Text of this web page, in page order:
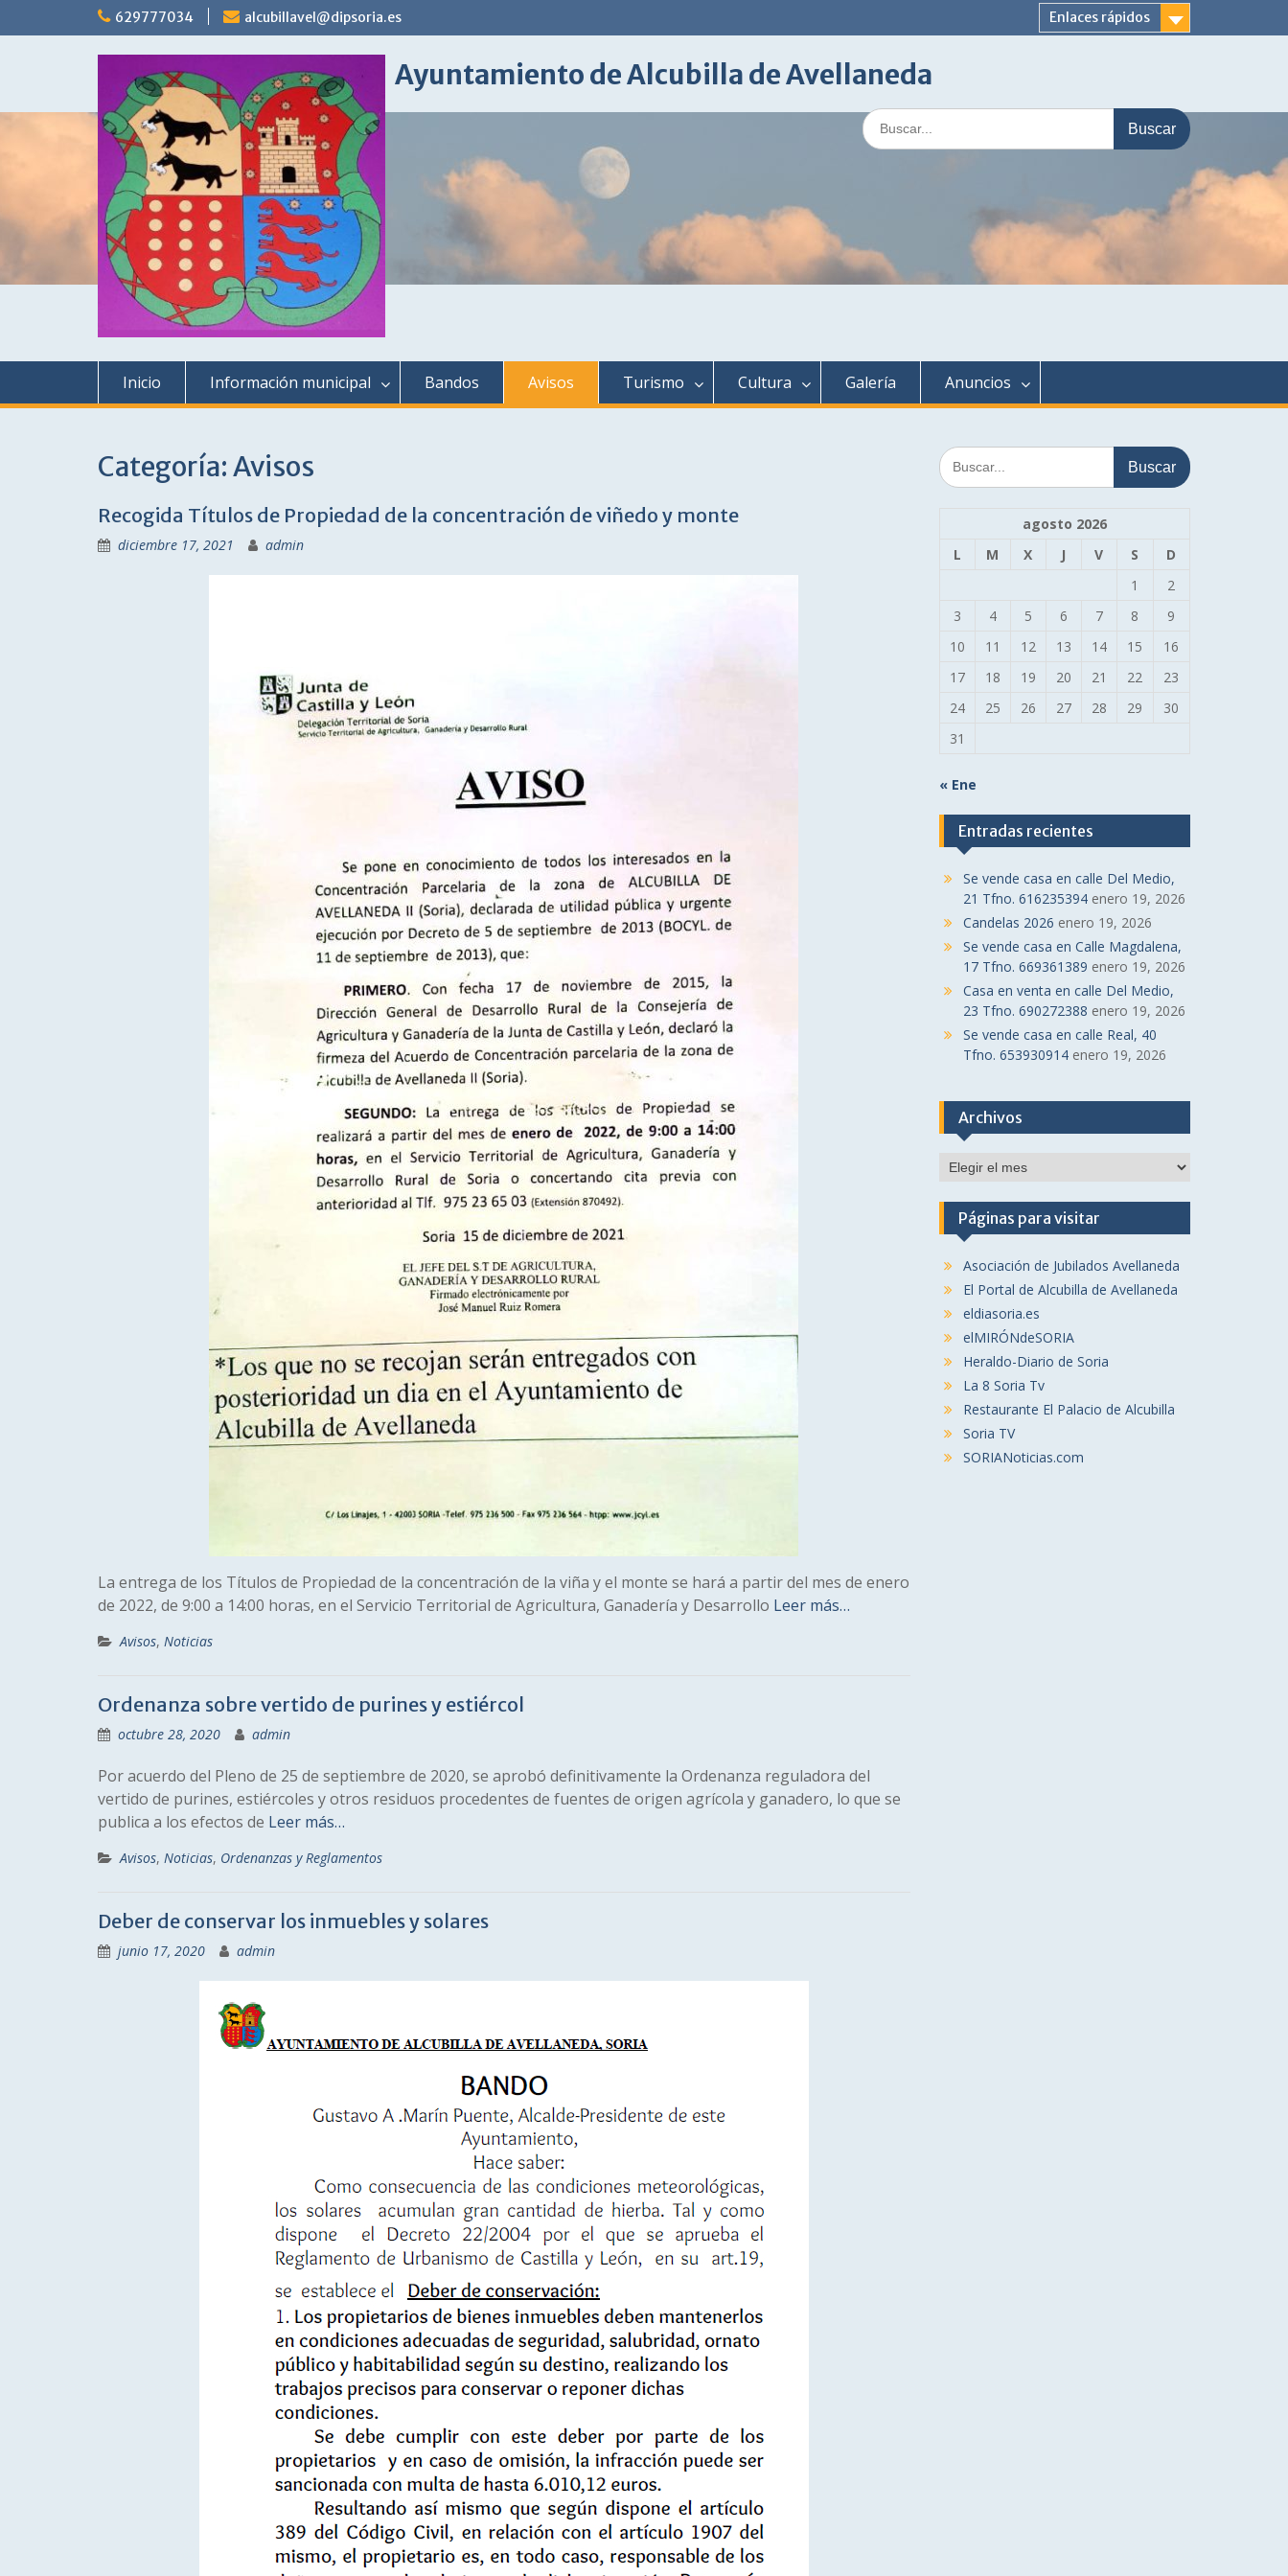
629777034 alcubillavel@dipsoria.es Enlaces rápidos
Ayuntamiento de Alcubilla de Avellaneda
Buscar:
Inicio Información municipal Bandos Avisos Turismo Cultura Galería Anuncios
Categoría:Avisos
Recogida Títulos de Propiedad de la concentración de viñedo y monte
diciembre 17, 2021 admin
La entrega de los Títulos de Propiedad de la concentración de la viña y el monte se hará a partir del mes de enero
de 2022, de 9:00 a 14:00 horas, en el Servicio Territorial de Agricultura, Ganadería y Desarrollo Leer más…
Avisos, Noticias
Ordenanza sobre vertido de purines y estiércol
octubre 28, 2020 admin
Por acuerdo del Pleno de 25 de septiembre de 2020, se aprobó definitivamente la Ordenanza reguladora del
vertido de purines, estiércoles y otros residuos procedentes de fuentes de origen agrícola y ganadero, lo que se
publica a los efectos de Leer más…
Avisos, Noticias, Ordenanzas y Reglamentos
Deber de conservar los inmuebles y solares
junio 17, 2020 admin
Buscar:
agosto 2026
L
M X J V S
D
1
2
3
4 5 6 7 8
9
10
11 12 13 14 15
16
17
18 19 20 21 22
23
24
25 26 27 28 29
30
31
« Ene
Entradas recientes
Se vende casa en calle Del Medio,
21 Tfno. 616235394 enero 19, 2026
Candelas 2026 enero 19, 2026
Se vende casa en Calle Magdalena,
17 Tfno. 669361389 enero 19, 2026
Casa en venta en calle Del Medio,
23 Tfno. 690272388 enero 19, 2026
Se vende casa en calle Real, 40
Tfno. 653930914 enero 19, 2026
Archivos
Archivos
Páginas para visitar
Asociación de Jubilados Avellaneda
El Portal de Alcubilla de Avellaneda
eldiasoria.es
elMIRÓNdeSORIA
Heraldo-Diario de Soria
La 8 Soria Tv
Restaurante El Palacio de Alcubilla
Soria TV
SORIANoticias.com